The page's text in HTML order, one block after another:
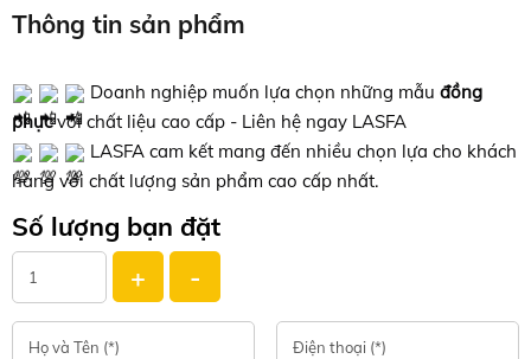
Thông tin sản phẩm
Doanh nghiệp muốn lựa chọn những mẫuđồng
phụcvới chất liệu cao cấp - Liên hệ ngay LASFA
LASFA cam kết mang đến nhiều chọn lựa cho khách
hàng với chất lượng sản phẩm cao cấp nhất.
Số lượng bạn đặt
+
-